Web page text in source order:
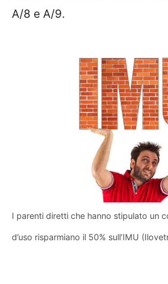
A/8 e A/9.
I parenti diretti che hanno stipulato un
d’uso risparmiano il 50% sull’IMU